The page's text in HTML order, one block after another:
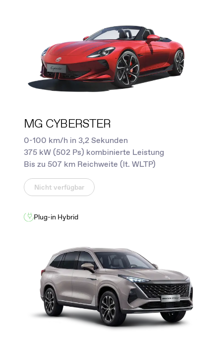
MG CYBERSTER
0-100 km/h in 3,2 Sekunden
375 kW (502 Ps) kombinierte Leistung
Bis zu 507 km Reichweite (lt. WLTP)
Nicht verfügbar
Plug-in Hybrid